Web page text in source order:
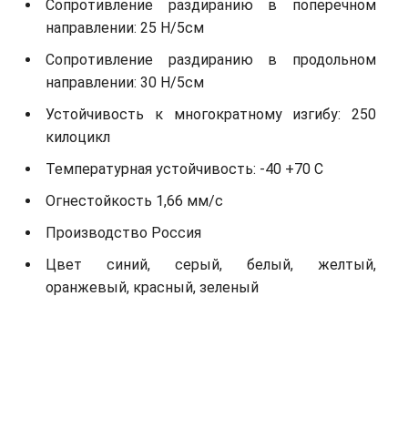
Сопротивление раздиранию в поперечном
направлении: 25 Н/5см
Сопротивление раздиранию в продольном
направлении: 30 Н/5см
Устойчивость к многократному изгибу: 250
килоцикл
Температурная устойчивость: -40 +70 С
Огнестойкость 1,66 мм/с
Производство Россия
Цвет синий, серый, белый, желтый,
оранжевый, красный, зеленый